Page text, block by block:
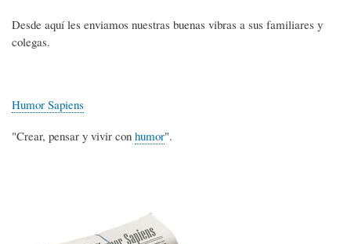
Desde aquí les enviamos nuestras buenas vibras a sus familiares y
colegas.
Humor Sapiens
"Crear, pensar y vivir con humor".